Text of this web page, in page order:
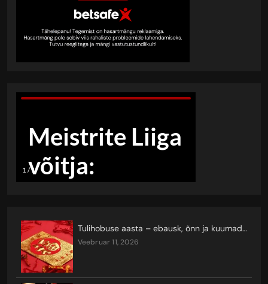
Tulihobuse aasta – ebausk, õnn ja kuumad keerutused
veebruar 11, 2026